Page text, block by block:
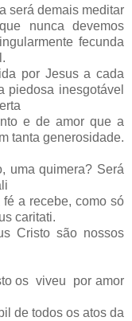
será demais meditar
nunca devemos
fecunda
por Jesus a cada
piedosa inesgotável
e de amor que a
tanta generosidade.
uma quimera? Será
a recebe, como só
caritati.
Cristo são nossos
os viveu por amor
de todos os atos da